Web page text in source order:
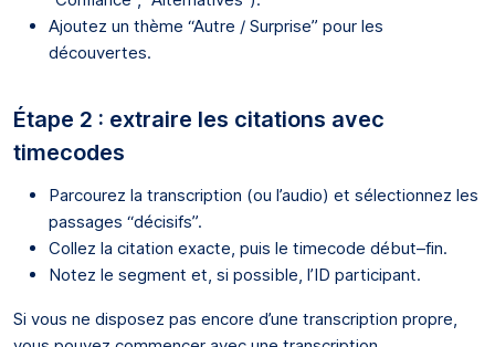
Ajoutez un thème “Autre / Surprise” pour les
découvertes.
Étape 2 : extraire les citations avec
timecodes
Parcourez la transcription (ou l’audio) et sélectionnez les
passages “décisifs”.
Collez la citation exacte, puis le timecode début–fin.
Notez le segment et, si possible, l’ID participant.
Si vous ne disposez pas encore d’une transcription propre,